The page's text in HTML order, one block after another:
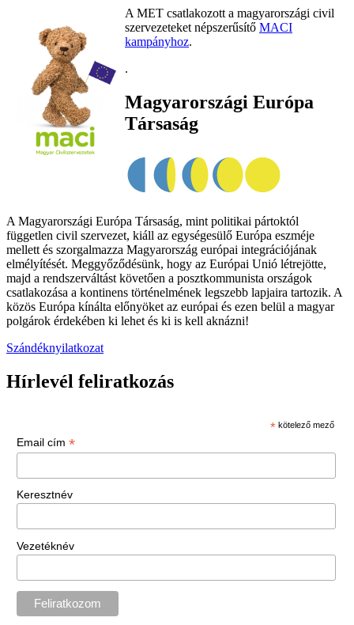
A MET csatlakozott a magyarországi civil
szervezeteket népszerűsítő MACI
kampányhoz.
.
Magyarországi Európa
Társaság
A Magyarországi Európa Társaság, mint politikai pártoktól
független civil szervezet, kiáll az egységesülő Európa eszméje
mellett és szorgalmazza Magyarország európai integrációjának
elmélyítését. Meggyőződésünk, hogy az Európai Unió létrejötte,
majd a rendszerváltást követően a posztkommunista országok
csatlakozása a kontinens történelmének legszebb lapjaira tartozik. A
közös Európa kínálta előnyöket az európai és ezen belül a magyar
polgárok érdekében ki lehet és ki is kell aknázni!
Szándéknyilatkozat
Hírlevél feliratkozás
* kötelező mező
Email cím *
Keresztnév
Vezetéknév